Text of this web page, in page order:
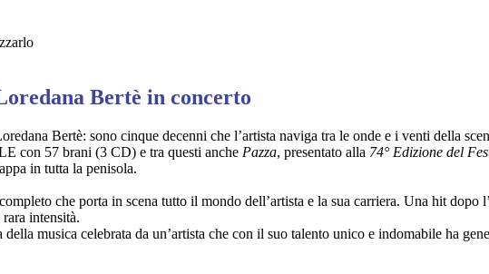
Bertè in concerto
Bertè: sono cinque decenni che l’artista naviga tra le onde e i venti della
con 57 brani (3 CD) e tra questi anche Pazza, presentato alla 74° Edizione del
in tutta la penisola.
che porta in scena tutto il mondo dell’artista e la sua carriera. Una hit dopo
intensità.
della musica celebrata da un’artista che con il suo talento unico e indomabile ha